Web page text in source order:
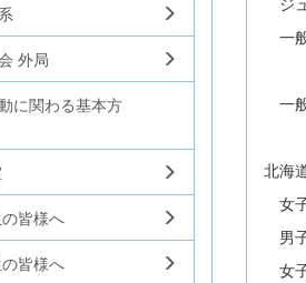
一
一
北海
女
男
女
外局
に関わる基本方
皆様へ
皆様へ